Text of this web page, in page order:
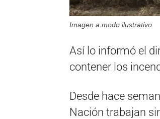
Imagen a modo ilustrativo.
Así lo informó el
contener los
Desde hace
Nación trabajan